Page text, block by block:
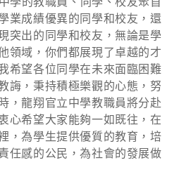
業成績優異的同學和校友，還
突出的同學和校友，無論是學
領域，你們都展現了卓越的才
希望各位同學在未來面臨困難
誨，秉持積極樂觀的心態，努
，龍翔官立中學教職員將分赴
心希望大家能夠一如既往，在
，為學生提供優質的教育，培
任感的公民，為社會的發展做